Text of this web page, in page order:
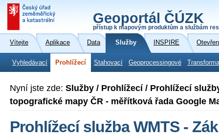
Geoportál ČÚZK
přístup k mapovým produktům a službám
Vítejte Aplikace Data Služby INSPIRE
Vyhledávací Prohlížecí Stahovací Geoprocessingové
Nyní jste zde: Služby / Prohlížecí / Prohlížecí
topografické mapy ČR - měřítková řada Google
Prohlížecí služba WMTS -